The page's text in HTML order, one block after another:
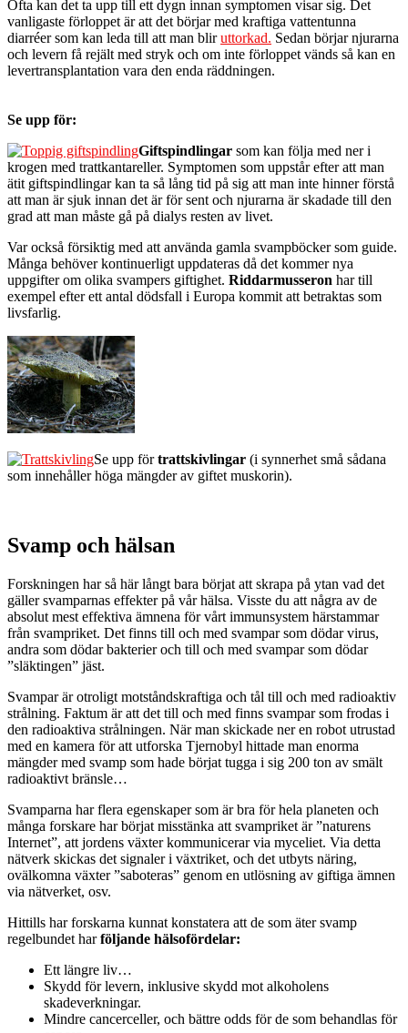
Ofta kan det ta upp till ett dygn innan symptomen visar sig. Det
vanligaste förloppet är att det börjar med kraftiga vattentunna
diarréer som kan leda till att man bliruttorkad. Sedan börjar njurarna
och levern få rejält med stryk och om inte förloppet vänds så kan en
levertransplantation vara den enda räddningen.
Se upp för:
Giftspindlingar som kan följa med ner i
krogen med trattkantareller. Symptomen som uppstår efter att man
ätit giftspindlingar kan ta så lång tid på sig att man inte hinner förstå
att man är sjuk innan det är för sent och njurarna är skadade till den
grad att man måste gå på dialys resten av livet.
Var också försiktig med att använda gamla svampböcker som guide.
Många behöver kontinuerligt uppdateras då det kommer nya
uppgifter om olika svampers giftighet. Riddarmusseron har till
exempel efter ett antal dödsfall i Europa kommit att betraktas som
livsfarlig.
Se upp förtrattskivlingar (i synnerhet små sådana
som innehåller höga mängder av giftet muskorin).
Svamp och hälsan
Forskningen har så här långt bara börjat att skrapa på ytan vad det
gäller svamparnas effekter på vår hälsa. Visste du att några av de
absolut mest effektiva ämnena för vårt immunsystem härstammar
från svampriket. Det finns till och med svampar som dödar virus,
andra som dödar bakterier och till och med svampar som dödar
”släktingen” jäst.
Svampar är otroligt motståndskraftiga och tål till och med radioaktiv
strålning. Faktum är att det till och med finns svampar som frodas i
den radioaktiva strålningen. När man skickade ner en robot utrustad
med en kamera för att utforska Tjernobyl hittade man enorma
mängder med svamp som hade börjat tugga i sig 200 ton av smält
radioaktivt bränsle…
Svamparna har flera egenskaper som är bra för hela planeten och
många forskare har börjat misstänka att svampriket är ”naturens
Internet”, att jordens växter kommunicerar via myceliet. Via detta
nätverk skickas det signaler i växtriket, och det utbyts näring,
ovälkomna växter ”saboteras” genom en utlösning av giftiga ämnen
via nätverket, osv.
Hittills har forskarna kunnat konstatera att de som äter svamp
regelbundet harföljande hälsofördelar:
Ett längre liv…
Skydd för levern, inklusive skydd mot alkoholens
skadeverkningar.
Mindre cancerceller, och bättre odds för de som behandlas för